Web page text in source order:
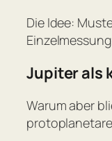
Die Idee:
Jupiter als
Warum aber